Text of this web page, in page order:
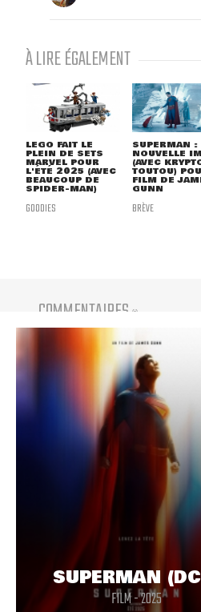
À LIRE ÉGALEMENT
LEGO FAIT LE
PLEIN DE SETS
MARVEL POUR
L'ÉTÉ 2025 (AVEC
BEAUCOUP DE
SPIDER-MAN)
GOODIES
SUPERMAN :
NOUVELLE
(AVEC
TOUTOU)
FILM DE
GUNN
BRÈVE
COMMENTAIRES (0)
SUPERMAN
FILM - 2025